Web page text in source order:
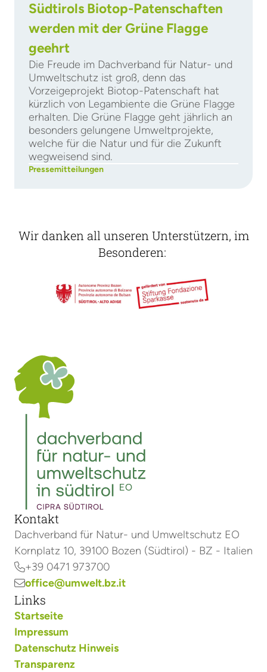
Südtirols Biotop-Patenschaften
werden mit der Grüne Flagge
geehrt
Die Freude im Dachverband für Natur- und
Umweltschutz ist groß, denn das
Vorzeigeprojekt Biotop-Patenschaft hat
kürzlich von Legambiente die Grüne Flagge
erhalten. Die Grüne Flagge geht jährlich an
besonders gelungene Umweltprojekte,
welche für die Natur und für die Zukunft
wegweisend sind.
Pressemitteilungen
Wir danken all unseren Unterstützern, im
Besonderen:
Kontakt
Dachverband für Natur- und Umweltschutz EO
Kornplatz 10, 39100 Bozen (Südtirol) - BZ - Italien
+39 0471 973700
office@umwelt.bz.it
Links
Startseite
Impressum
Datenschutz Hinweis
Transparenz